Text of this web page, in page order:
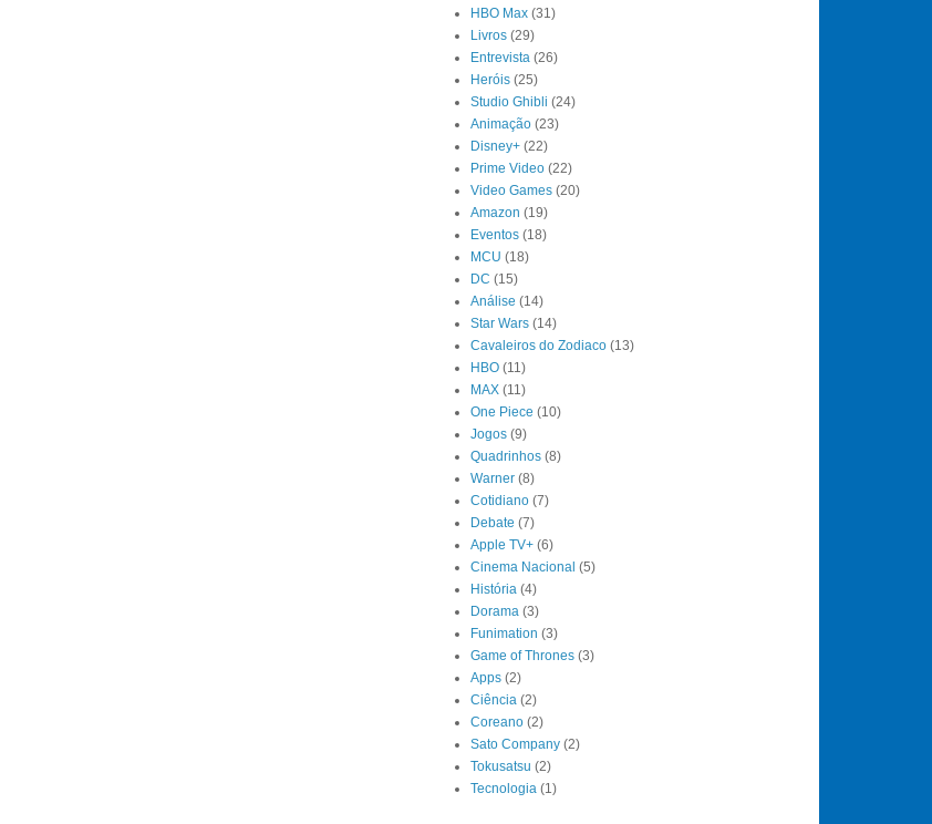
HBO Max (31)
Livros (29)
Entrevista (26)
Heróis (25)
Studio Ghibli (24)
Animação (23)
Disney+ (22)
Prime Video (22)
Video Games (20)
Amazon (19)
Eventos (18)
MCU (18)
DC (15)
Análise (14)
Star Wars (14)
Cavaleiros do Zodiaco (13)
HBO (11)
MAX (11)
One Piece (10)
Jogos (9)
Quadrinhos (8)
Warner (8)
Cotidiano (7)
Debate (7)
Apple TV+ (6)
Cinema Nacional (5)
História (4)
Dorama (3)
Funimation (3)
Game of Thrones (3)
Apps (2)
Ciência (2)
Coreano (2)
Sato Company (2)
Tokusatsu (2)
Tecnologia (1)